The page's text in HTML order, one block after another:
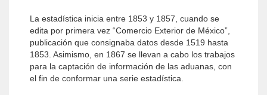
La estadística inicia entre 1853 y 1857, cuando se
edita por primera vez “Comercio Exterior de México”,
publicación que consignaba datos desde 1519 hasta
1853. Asimismo, en 1867 se llevan a cabo los trabajos
para la captación de información de las aduanas, con
el fin de conformar una serie estadística.